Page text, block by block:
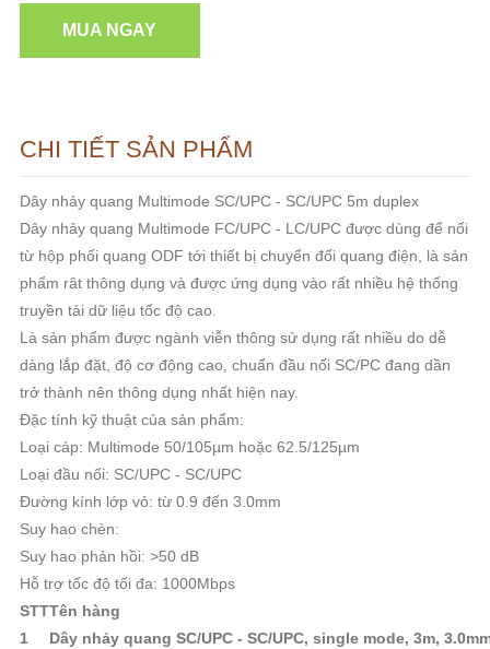
MUA NGAY
CHI TIẾT SẢN PHẨM
Dây nhảy quang Multimode SC/UPC - SC/UPC 5m duplex
Dây nhảy quang Multimode FC/UPC - LC/UPC được dùng để nối
từ hộp phối quang ODF tới thiết bị chuyển đổi quang điện, là sản
phẩm rât thông dụng và được ứng dụng vào rất nhiều hệ thống
truyền tải dữ liệu tốc độ cao.
Là sản phẩm được ngành viễn thông sử dụng rất nhiều do dễ
dàng lắp đặt, độ cơ động cao, chuẩn đầu nối SC/PC đang dần
trở thành nên thông dụng nhất hiện nay.
Đặc tính kỹ thuật của sản phẩm:
Loại cáp: Multimode 50/105µm hoặc 62.5/125µm
Loại đầu nối: SC/UPC - SC/UPC
Đường kính lớp vỏ: từ 0.9 đến 3.0mm
Suy hao chèn:
Suy hao phản hồi: >50 dB
Hỗ trợ tốc độ tối đa: 1000Mbps
STTTên hàng
1
Dây nhảy quang SC/UPC - SC/UPC, single mode, 3m,